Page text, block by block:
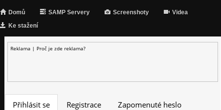
Domů SAMP Servery Screenshoty
Videa
Ke stažení
Reklama | Proč je zde reklama?
Přihlásit se Registrace Zapomenuté heslo